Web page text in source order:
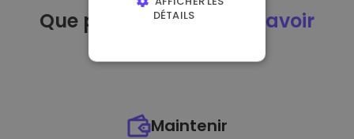
Que puis-je faire
après avoir
Maintenir
DÉTAILS